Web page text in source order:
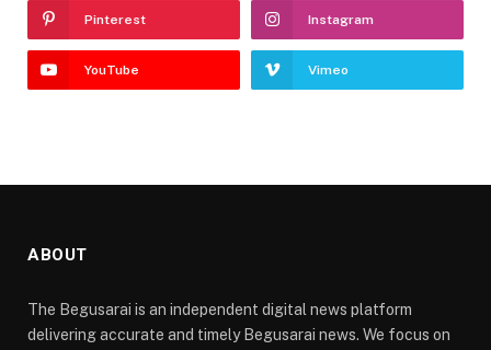
Pinterest Instagram
YouTube Vimeo
ABOUT
The Begusarai is an independent digital news platform
delivering accurate and timely Begusarai news. We focus on